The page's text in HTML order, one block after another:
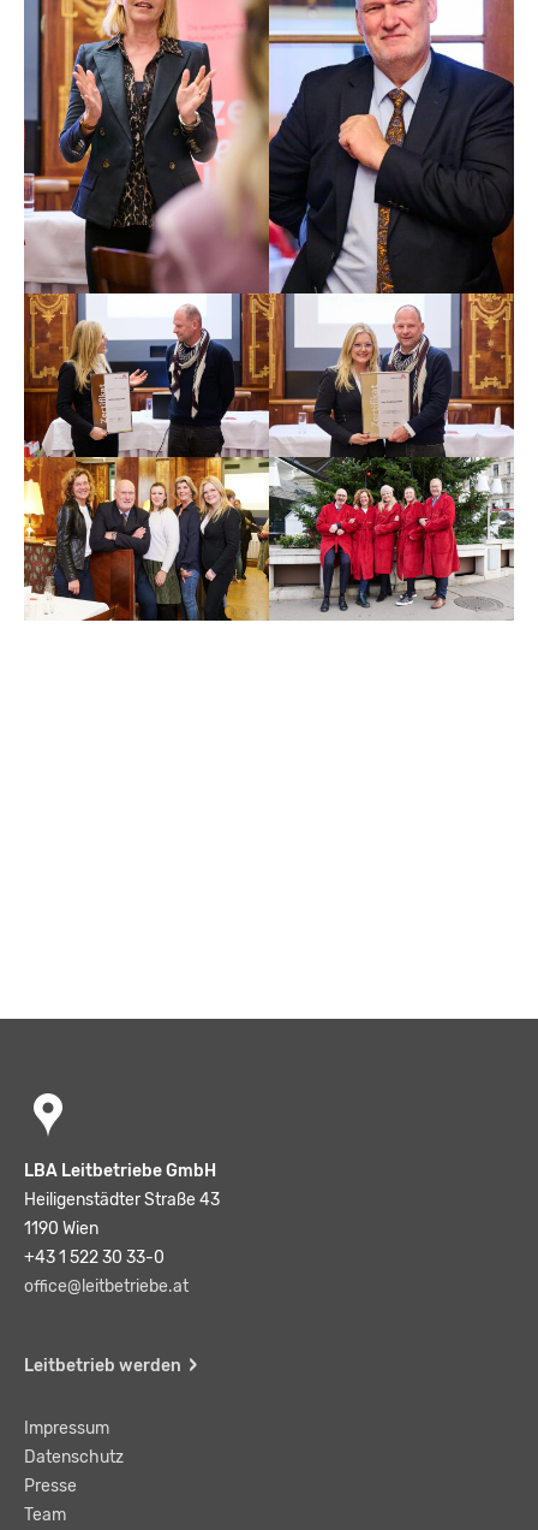
LBA Leitbetriebe GmbH
Heiligenstädter Straße 43
1190 Wien
+43 1 522 30 33-0
office@leitbetriebe.at
Leitbetrieb werden
Impressum
Datenschutz
Presse
Team